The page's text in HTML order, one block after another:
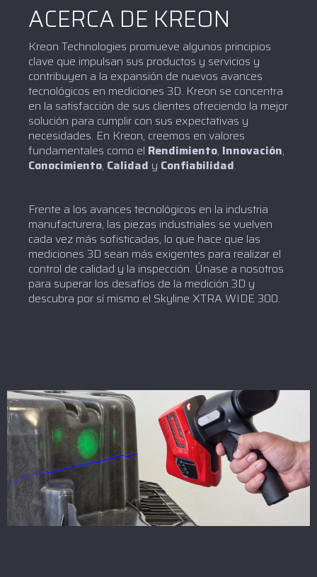
ACERCA DE KREON
Kreon Technologies promueve algunos principios
clave que impulsan sus productos y servicios y
contribuyen a la expansión de nuevos avances
tecnológicos en mediciones 3D. Kreon se concentra
en la satisfacción de sus clientes ofreciendo la mejor
solución para cumplir con sus expectativas y
necesidades. En Kreon, creemos en valores
fundamentales como el Rendimiento, Innovación,
Conocimiento, Calidad y Confiabilidad.
Frente a los avances tecnológicos en la industria
manufacturera, las piezas industriales se vuelven
cada vez más sofisticadas, lo que hace que las
mediciones 3D sean más exigentes para realizar el
control de calidad y la inspección. Únase a nosotros
para superar los desafíos de la medición 3D y
descubra por sí mismo el Skyline XTRA WIDE 300.